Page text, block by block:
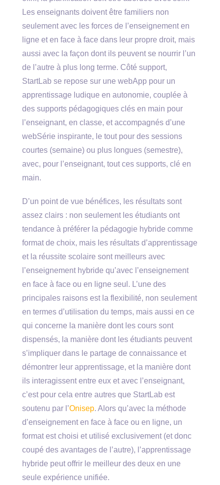
Les enseignants doivent être familiers non
seulement avec les forces de l’enseignement en
ligne et en face à face dans leur propre droit, mais
aussi avec la façon dont ils peuvent se nourrir l’un
de l’autre à plus long terme. Côté support,
StartLab se repose sur une webApp pour un
apprentissage ludique en autonomie, couplée à
des supports pédagogiques clés en main pour
l’enseignant, en classe, et accompagnés d’une
webSérie inspirante, le tout pour des sessions
courtes (semaine) ou plus longues (semestre),
avec, pour l’enseignant, tout ces supports, clé en
main.
D’un point de vue bénéfices, les résultats sont
assez clairs : non seulement les étudiants ont
tendance à préférer la pédagogie hybride comme
format de choix, mais les résultats d’apprentissage
et la réussite scolaire sont meilleurs avec
l’enseignement hybride qu’avec l’enseignement
en face à face ou en ligne seul. L’une des
principales raisons est la flexibilité, non seulement
en termes d’utilisation du temps, mais aussi en ce
qui concerne la manière dont les cours sont
dispensés, la manière dont les étudiants peuvent
s’impliquer dans le partage de connaissance et
démontrer leur apprentissage, et la manière dont
ils interagissent entre eux et avec l’enseignant,
c’est pour cela entre autres que StartLab est
soutenu par l’Onisep. Alors qu’avec la méthode
d’enseignement en face à face ou en ligne, un
format est choisi et utilisé exclusivement (et donc
coupé des avantages de l’autre), l’apprentissage
hybride peut offrir le meilleur des deux en une
seule expérience unifiée.